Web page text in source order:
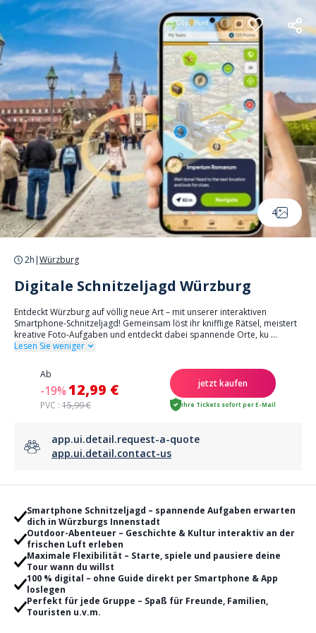
Cookie-Einstellungen
4
2h |Würzburg
Digitale Schnitzeljagd Würzburg
Entdeckt Würzburg auf völlig neue Art – mit unserer interaktiven
Smartphone-Schnitzeljagd! Gemeinsam löst ihr knifflige Rätsel, meistert
kreative Foto-Aufgaben und entdeckt dabei spannende Orte, ku ...
Lesen Sie weniger
Ab
-19%12,99 €
PVC : 15,99 €
jetzt kaufen
Ihre Tickets sofort per E-Mail
app.ui.detail.request-a-quote
app.ui.detail.contact-us
Smartphone Schnitzeljagd – spannende Aufgaben erwarten
dich in Würzburgs Innenstadt
Outdoor-Abenteuer – Geschichte & Kultur interaktiv an der
frischen Luft erleben
Maximale Flexibilität – Starte, spiele und pausiere deine
Tour wann du willst
100 % digital – ohne Guide direkt per Smartphone & App
loslegen
Perfekt für jede Gruppe – Spaß für Freunde, Familien,
Touristen u.v.m.